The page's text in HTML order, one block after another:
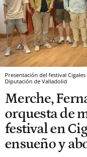
Presentación del festival
Diputación de Valladolid
Merche,
orquesta de
festival en
ensueño y